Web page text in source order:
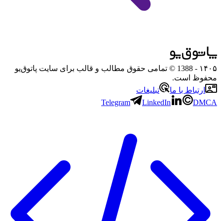
۱۴۰۵
- 1388 © تمامی حقوق مطالب و قالب برای سایت پاتوق‌یو
محفوظ است.
ارتباط با ما
تبلیغات
Telegram
LinkedIn DMCA